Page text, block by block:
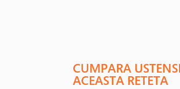
CUMPARA
ACEASTA RETETA